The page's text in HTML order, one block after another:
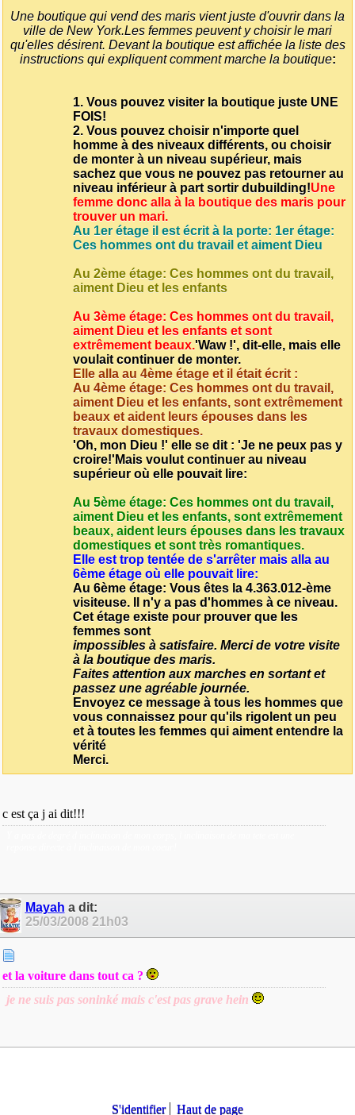
Une boutique qui vend des maris vient juste d'ouvrir dans la
ville de New York.Les femmes peuvent y choisir le mari
qu'elles désirent. Devant la boutique est affichée la liste des
instructions qui expliquent comment marche la boutique:
1. Vous pouvez visiter la boutique juste UNE
FOIS!
2. Vous pouvez choisir n'importe quel
homme à des niveaux différents, ou choisir
de monter à un niveau supérieur, mais
sachez que vous ne pouvez pas retourner au
niveau inférieur à part sortir du building!Une
femme donc alla à la boutique des maris pour
trouver un mari.
Au 1er étage il est écrit à la porte: 1er étage:
Ces hommes ont du travail et aiment Dieu
Au 2ème étage: Ces hommes ont du travail,
aiment Dieu et les enfants
Au 3ème étage: Ces hommes ont du travail,
aiment Dieu et les enfants et sont
extrêmement beaux.'Waw !', dit-elle, mais elle
voulait continuer de monter.
Elle alla au 4ème étage et il était écrit :
Au 4ème étage: Ces hommes ont du travail,
aiment Dieu et les enfants, sont extrêmement
beaux et aident leurs épouses dans les
travaux domestiques.
'Oh, mon Dieu !' elle se dit : 'Je ne peux pas y
croire!' Mais voulut continuer au niveau
supérieur où elle pouvait lire:
Au 5ème étage: Ces hommes ont du travail,
aiment Dieu et les enfants, sont extrêmement
beaux, aident leurs épouses dans les travaux
domestiques et sont très romantiques.
Elle est trop tentée de s'arrêter mais alla au
6ème étage où elle pouvait lire:
Au 6ème étage: Vous êtes la 4.363.012-ème
visiteuse. Il n'y a pas d'hommes à ce niveau.
Cet étage existe pour prouver que les
femmes sont
impossibles à satisfaire. Merci de votre visite
à la boutique des maris.
Faites attention aux marches en sortant et
passez une agréable journée.
Envoyez ce message à tous les hommes que
vous connaissez pour qu'ils rigolent un peu
et à toutes les femmes qui aiment entendre la
vérité
Merci.
c est ça j ai dit!!!
Mayah a dit:
25/03/2008 21h03
et la voiture dans tout ca ?
je ne suis pas soninké mais c'est pas grave hein
S'identifier Haut de page